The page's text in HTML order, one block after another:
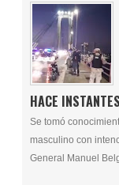
HACE
Se tomó
masculino con
General Manuel